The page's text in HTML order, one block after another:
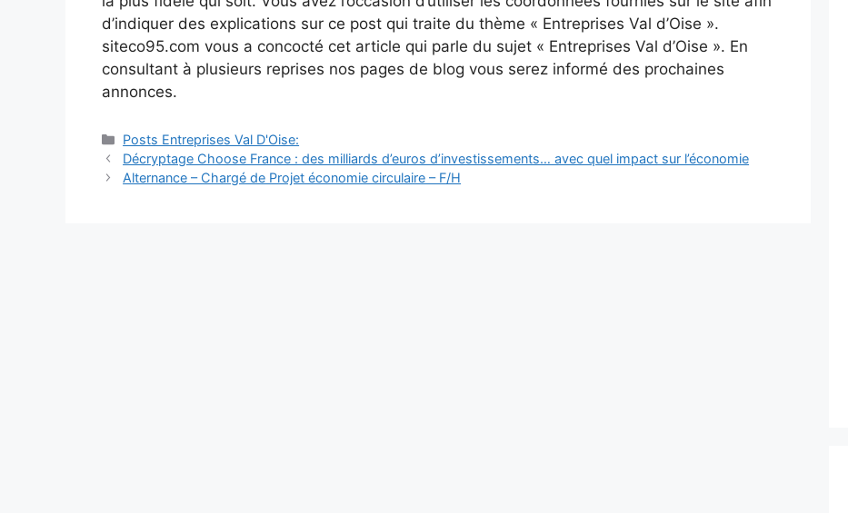
d’indiquer des explications sur ce post qui traite du thème « Entreprises Val d’Oise ».
siteco95.com vous a concocté cet article qui parle du sujet « Entreprises Val d’Oise ». En
consultant à plusieurs reprises nos pages de blog vous serez informé des prochaines
annonces.
Catégories
Posts Entreprises Val D'Oise:
Navigation
des
Décryptage Choose France : des milliards d’euros d’investissements… avec quel impact sur l’économie
Alternance – Chargé de Projet économie circulaire – F/H